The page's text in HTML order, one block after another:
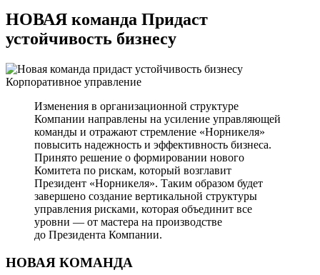
НОВАЯ команда Придаст
устойчивость бизнесу
Корпоративное управление
Изменения в организационной структуре
Компании направлены на усиление управляющей
команды и отражают стремление «Норникеля»
повысить надежность и эффективность бизнеса.
Принято решение о формировании нового
Комитета по рискам, который возглавит
Президент «Норникеля». Таким образом будет
завершено создание вертикальной структуры
управления рисками, которая объединит все
уровни — от мастера на производстве
до Президента Компании.
НОВАЯ КОМАНДА